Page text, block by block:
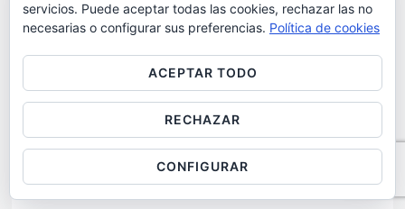
Estilo Cottagecore Urbano: El encanto de la casa de…
servicios. Puede aceptar todas las cookies, rechazar las no
necesarias o configurar sus preferencias. Política de cookies
ACEPTAR TODO
RECHAZAR
CONFIGURAR